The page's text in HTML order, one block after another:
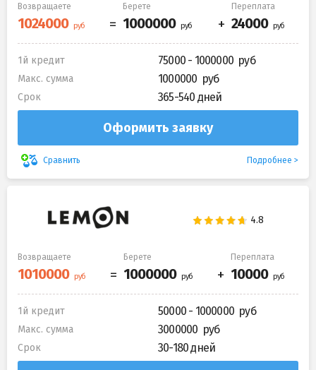
Возвращаете Берете Переплата
1й кредит 75000 - 1000000
Макс. сумма 1000000
Срок 365-540 дней
Оформить заявку
Сравнить Подробнее
Возвращаете Берете Переплата
1й кредит 50000 - 1000000
Макс. сумма 3000000
Срок 30-180 дней